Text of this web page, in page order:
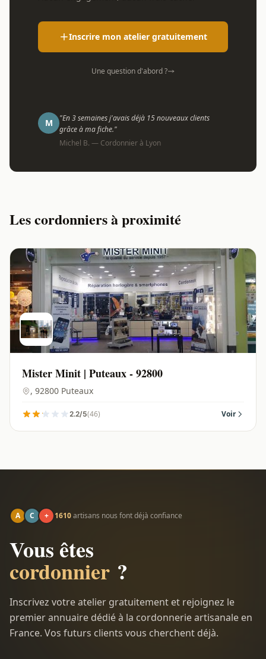
Inscrire mon atelier gratuitement
Une question d'abord ?
M
"En 3 semaines j'avais déjà 15 nouveaux clients
grâce à ma fiche."
Michel B. — Cordonnier à Lyon
Les cordonniers à proximité
Mister Minit | Puteaux - 92800
, 92800 Puteaux
2.2/5(46) Voir
A C + 1610artisans nous font déjà confiance
Vous êtes
cordonnier ?
Inscrivez votre atelier gratuitement et rejoignez le
premier annuaire dédié à la cordonnerie artisanale en
France. Vos futurs clients vous cherchent déjà.